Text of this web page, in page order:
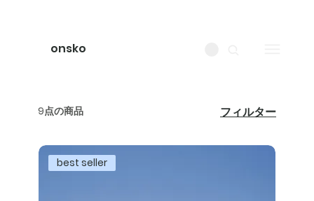
onsko
9点の商品 フィルター
best seller